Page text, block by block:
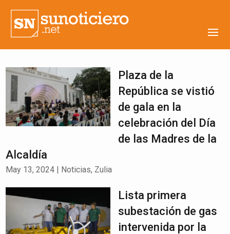
Plaza de la
República se vistió
de gala en la
celebración del Día
de las Madres de la
Alcaldía
May 13, 2024 | Noticias, Zulia
Lista primera
subestación de gas
intervenida por la